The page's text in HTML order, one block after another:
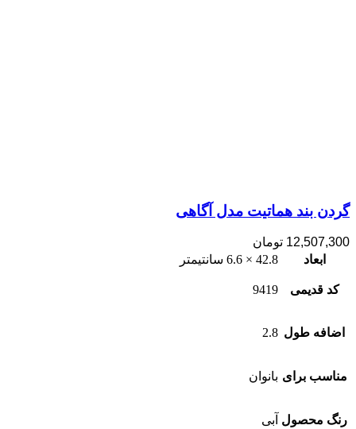
گردن بند هماتیت مدل آگاهی
12,507,300 تومان
ابعاد
42.8 × 6.6 سانتیمتر
کد قدیمی 9419
اضافه طول 2.8
مناسب برای بانوان
رنگ محصول آبی